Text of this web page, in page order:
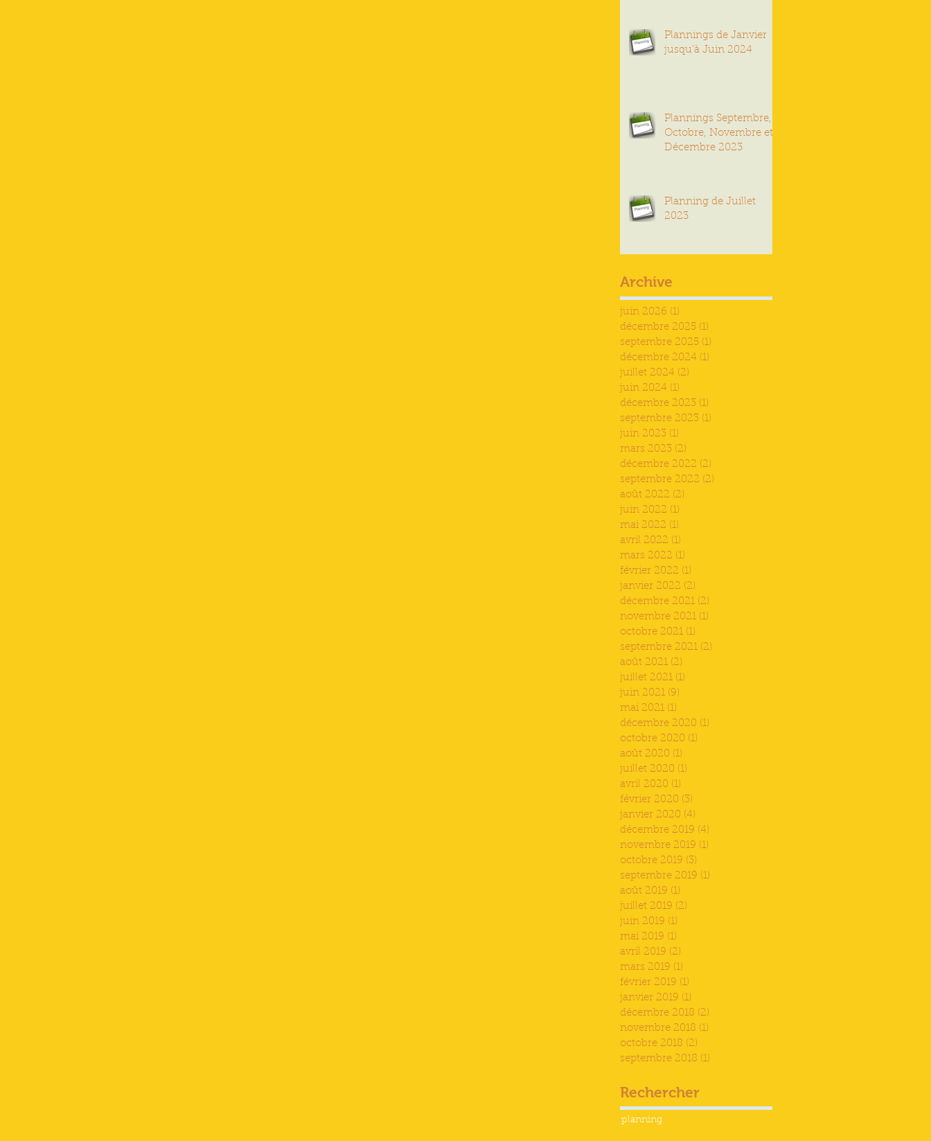
Plannings de Janvier
jusqu’à Juin 2024
Plannings Septembre,
Octobre, Novembre et
Décembre 2023
Planning de Juillet
2023
Archive
juin 2026 (1)
décembre 2025 (1)
septembre 2025 (1)
décembre 2024 (1)
juillet 2024 (2)
juin 2024 (1)
décembre 2023 (1)
septembre 2023 (1)
juin 2023 (1)
mars 2023 (2)
décembre 2022 (2)
septembre 2022 (2)
août 2022 (2)
juin 2022 (1)
mai 2022 (1)
avril 2022 (1)
mars 2022 (1)
février 2022 (1)
janvier 2022 (2)
décembre 2021 (2)
novembre 2021 (1)
octobre 2021 (1)
septembre 2021 (2)
août 2021 (2)
juillet 2021 (1)
juin 2021 (9)
mai 2021 (1)
décembre 2020 (1)
octobre 2020 (1)
août 2020 (1)
juillet 2020 (1)
avril 2020 (1)
février 2020 (3)
janvier 2020 (4)
décembre 2019 (4)
novembre 2019 (1)
octobre 2019 (3)
septembre 2019 (1)
août 2019 (1)
juillet 2019 (2)
juin 2019 (1)
mai 2019 (1)
avril 2019 (2)
mars 2019 (1)
février 2019 (1)
janvier 2019 (1)
décembre 2018 (2)
novembre 2018 (1)
octobre 2018 (2)
septembre 2018 (1)
Rechercher
planning